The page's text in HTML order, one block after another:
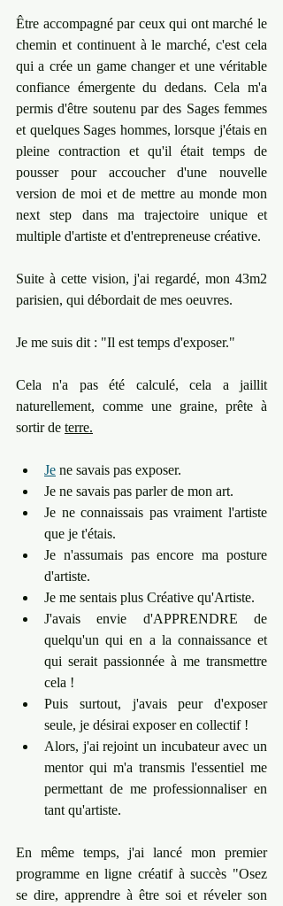
Être accompagné par ceux qui ont marché le
chemin et continuent à le marché, c'est cela
qui a crée un game changer et une véritable
confiance émergente du dedans. Cela m'a
permis d'être soutenu par des Sages femmes
et quelques Sages hommes, lorsque j'étais en
pleine contraction et qu'il était temps de
pousser pour accoucher d'une nouvelle
version de moi et de mettre au monde mon
next step dans ma trajectoire unique et
multiple d'artiste et d'entrepreneuse créative.
Suite à cette vision, j'ai regardé, mon 43m2
parisien, qui débordait de mes oeuvres.
Je me suis dit : "Il est temps d'exposer."
Cela n'a pas été calculé, cela a jaillit
naturellement, comme une graine, prête à
sortir de terre.
Je ne savais pas exposer.
Je ne savais pas parler de mon art.
Je ne connaissais pas vraiment l'artiste
que je t'étais.
Je n'assumais pas encore ma posture
d'artiste.
Je me sentais plus Créative qu'Artiste.
J'avais envie d'APPRENDRE de
quelqu'un qui en a la connaissance et
qui serait passionnée à me transmettre
cela !
Puis surtout, j'avais peur d'exposer
seule, je désirai exposer en collectif !
Alors, j'ai rejoint un incubateur avec un
mentor qui m'a transmis l'essentiel me
permettant de me professionnaliser en
tant qu'artiste.
En même temps, j'ai lancé mon premier
programme en ligne créatif à succès "Osez
se dire, apprendre à être soi et réveler son